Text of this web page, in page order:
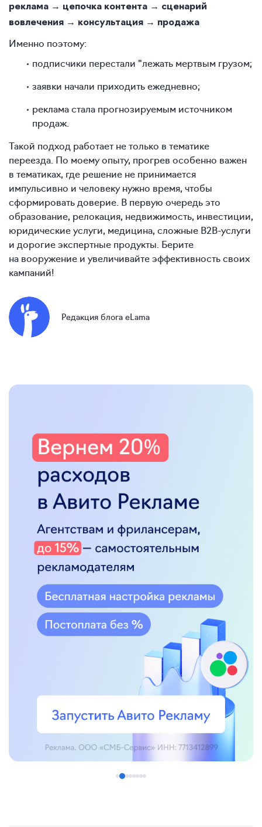
реклама → цепочка контента → сценарий
вовлечения → консультация → продажа
Именно поэтому:
подписчики перестали "лежать мертвым грузом;
заявки начали приходить ежедневно;
реклама стала прогнозируемым источником
продаж.
Такой подход работает не только в тематике
переезда. По моему опыту, прогрев особенно важен
в тематиках, где решение не принимается
импульсивно и человеку нужно время, чтобы
сформировать доверие. В первую очередь это
образование, релокация, недвижимость, инвестиции,
юридические услуги, медицина, сложные B2B-услуги
и дорогие экспертные продукты. Берите
на вооружение и увеличивайте эффективность своих
кампаний!
Редакция блога eLama